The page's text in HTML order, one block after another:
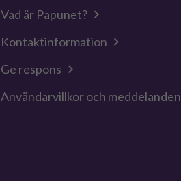
Vad är Papunet?
Kontaktinformation
Ge respons
Användarvillkor och meddelanden